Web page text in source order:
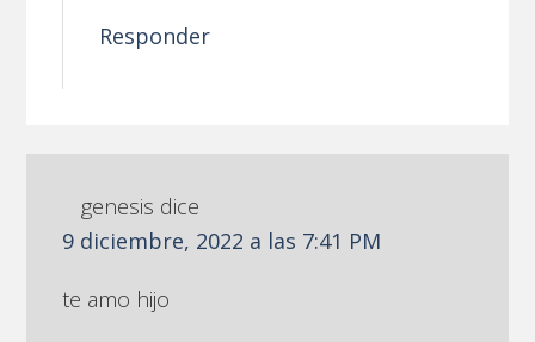
Responder
genesis dice
9 diciembre, 2022 a las 7:41 PM
te amo hijo